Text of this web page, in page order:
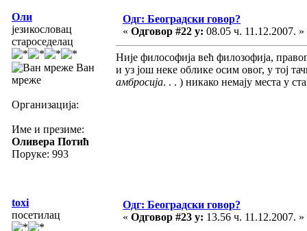
Оли
језикословац
староседелац
Ван
мреже
Организација:
Име и презиме:
Оливера Потић
Поруке: 993
Одг: Београдски говор?
« Одговор #22 у: 08.05 ч. 11.12.2007. »
Није философија већ филозофија,
и уз још неке облике осим овог, у тој
амбросија. . . ) никако немају места у
toxi
посетилац
Одг: Београдски говор?
« Одговор #23 у: 13.56 ч. 11.12.2007. »